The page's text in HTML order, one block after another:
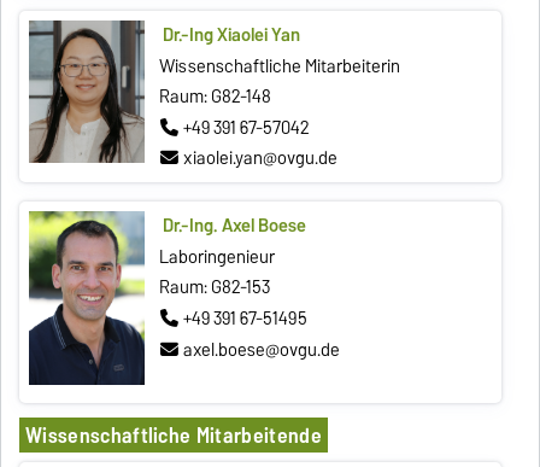
Dr.-Ing Xiaolei Yan
Wissenschaftliche Mitarbeiterin
Raum: G82-148
+49 391 67-57042
xiaolei.yan@ovgu.de
Dr.-Ing. Axel Boese
Laboringenieur
Raum: G82-153
+49 391 67-51495
axel.boese@ovgu.de
Wissenschaftliche Mitarbeitende